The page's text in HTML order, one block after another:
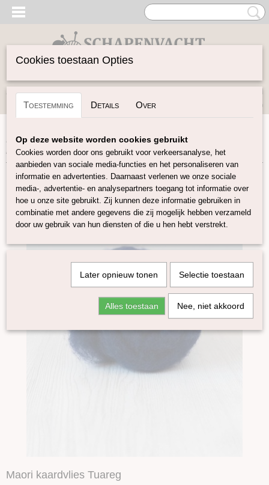
Inloggen Registreren
(0)
Home>Vilten>Kaardvlies>Gekaarde Maori wol
kaardvlies Tuareg
Maori kaardvlies Tuareg
Cookies toestaan Opties
Toestemming Details Over
Op deze website worden cookies gebruikt
Cookies worden door ons gebruikt voor verkeersanalyse, het
aanbieden van sociale media-functies en het personaliseren van
informatie en advertenties. Daarnaast verlenen we onze sociale
media-, advertentie- en analysepartners toegang tot informatie over
hoe u onze site gebruikt. Zij kunnen deze informatie gebruiken in
combinatie met andere gegevens die zij mogelijk hebben verzameld
door uw gebruik van hun diensten of die u hen hebt verstrekt.
Later opnieuw tonen Selectie toestaan
Alles toestaan Nee, niet akkoord